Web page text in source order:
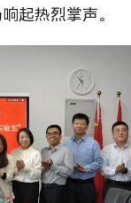
起热烈掌声。